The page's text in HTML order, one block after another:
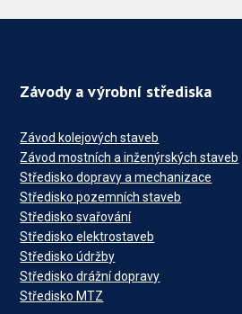
Závody a výrobní střediska
Závod kolejových staveb
Závod mostních a inženýrských staveb
Středisko dopravy a mechanizace
Středisko pozemních staveb
Středisko svařování
Středisko elektrostaveb
Středisko údržby
Středisko drážní dopravy
Středisko MTZ